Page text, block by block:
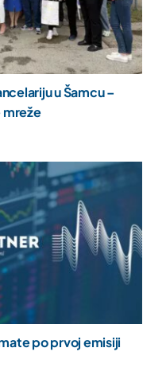
u Šamcu –
mreže
po prvoj emisiji